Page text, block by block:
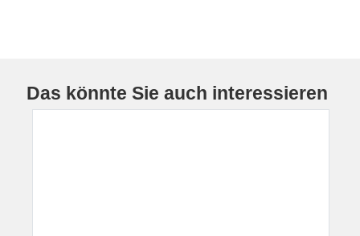
Das könnte Sie auch interessieren